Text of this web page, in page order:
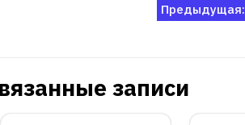
Предыдущая:
записи